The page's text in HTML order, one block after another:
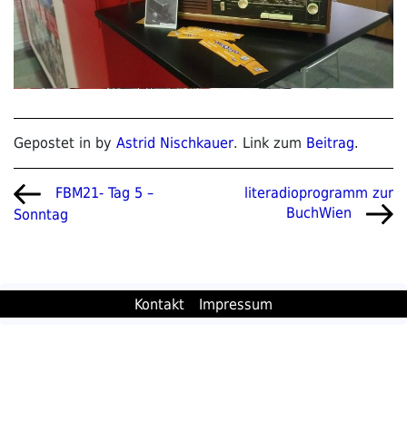
Gepostet in by Astrid Nischkauer. Link zum Beitrag.
Beitragsnavigation
Vorheriger
Beitrag
FBM21- Tag 5 –
Sonntag
Nächster
Beitrag
literadioprogramm zur
BuchWien
Kontakt Impressum